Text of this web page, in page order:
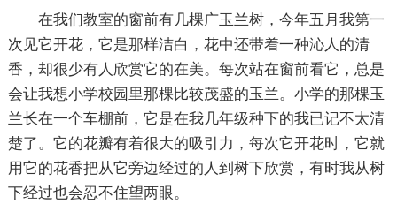
在我们教室的窗前有几棵广玉兰树，今年五月我第一
次见它开花，它是那样洁白，花中还带着一种沁人的清
香，却很少有人欣赏它的在美。每次站在窗前看它，总是
会让我想小学校园里那棵比较茂盛的玉兰。小学的那棵玉
兰长在一个车棚前，它是在我几年级种下的我已记不太清
楚了。它的花瓣有着很大的吸引力，每次它开花时，它就
用它的花香把从它旁边经过的人到树下欣赏，有时我从树
下经过也会忍不住望两眼。